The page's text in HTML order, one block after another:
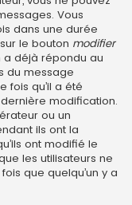
Vous
dans une durée
le bouton modifier
a déjà répondu au
du message
fois qu’il a été
modification.
ou un
ils ont la
ont modifié le
les utilisateurs ne
que quelqu’un y a